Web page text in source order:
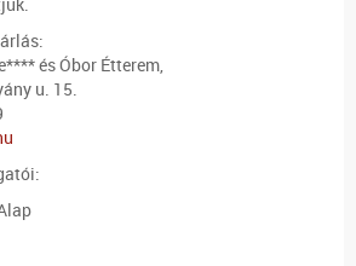
és Óbor Étterem,
u. 15.